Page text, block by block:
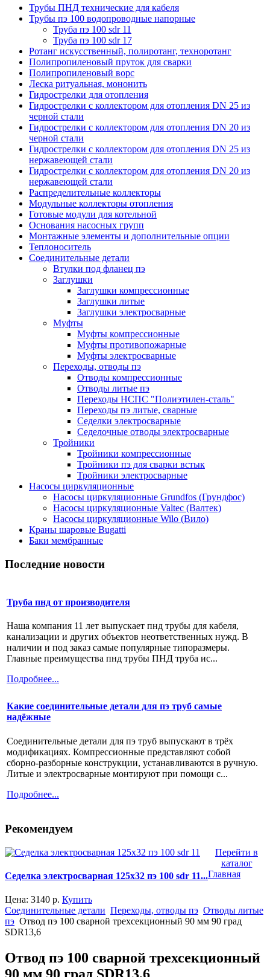
Трубы ПНД технические для кабеля
Трубы пэ 100 водопроводные напорные
Труба пэ 100 sdr 11
Труба пэ 100 sdr 17
Ротанг искусственный, полиротанг, техноротанг
Полипропиленовый пруток для сварки
Полипропиленовый ворс
Леска ритуальная, мононить
Гидрострелки для отопления
Гидрострелки с коллектором для отопления DN 25 из
черной стали
Гидрострелки с коллектором для отопления DN 20 из
черной стали
Гидрострелки с коллектором для отопления DN 25 из
нержавеющей стали
Гидрострелки с коллектором для отопления DN 20 из
нержавеющей стали
Распределительные коллекторы
Модульные коллекторы отопления
Готовые модули для котельной
Основания насосных групп
Монтажные элементы и дополнительные опции
Теплоноситель
Соединительные детали
Втулки под фланец пэ
Заглушки
Заглушки компрессионные
Заглушки литые
Заглушки электросварные
Муфты
Муфты компрессионные
Муфты противопожарные
Муфты электросварные
Переходы, отводы пэ
Отводы компрессионные
Отводы литые пэ
Переходы НСПС "Полиэтилен-сталь"
Переходы пэ литые, сварные
Седелки электросварные
Седелочные отводы электросварные
Тройники
Тройники компрессионные
Тройники пэ для сварки встык
Тройники электросварные
Насосы циркуляционные
Насосы циркуляционные Grundfos (Грундфос)
Насосы циркуляционные Valtec (Валтек)
Насосы циркуляционные Wilo (Вило)
Краны шаровые Bugatti
Баки мембранные
Последние новости
Труба пнд от производителя
Наша компания 11 лет выпускает пнд трубы для кабеля,
канализации и других объектов неответственных нужд. В
наличии и под заказ самые популярные типоразмеры.
Главные преимущества пнд трубы ПНД труба ис...
Подробнее...
Какие соединительные детали для пэ труб самые
надёжные
Соединительные детали для пэ труб выпускают в трёх
модификациях. Компрессионные представляют собой
сборно-разборные конструкции, устанавливаются в ручную.
Литые и электросварные монтируют при помощи с...
Подробнее...
Рекомендуем
Седелка электросварная 125x32 пэ 100 sdr 11...
Цена: 3140 р. Купить
Перейти в
каталог
Главная
Соединительные детали Переходы, отводы пэ Отводы литые
пэ Отвод пэ 100 сварной трехсекционный 90 мм 90 град
SDR13,6
Отвод пэ 100 сварной трехсекционный